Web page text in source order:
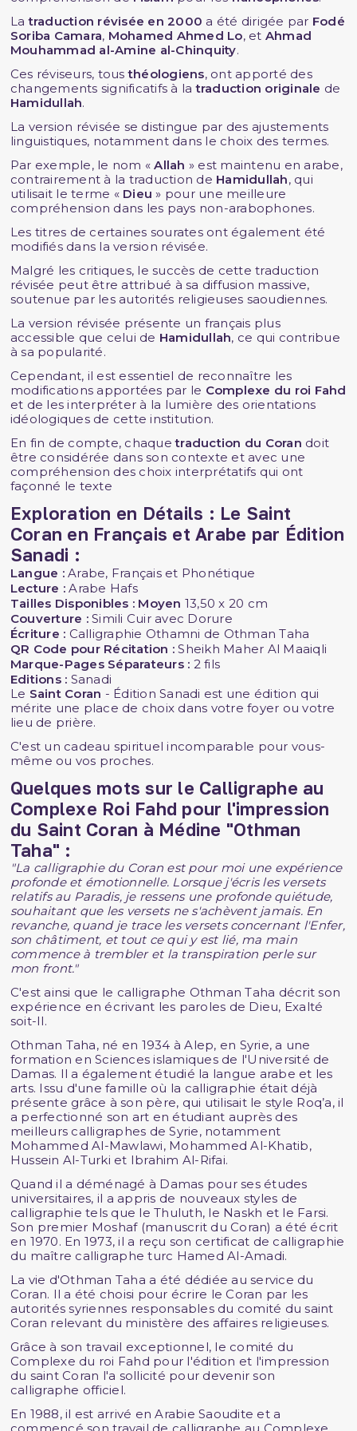
Latraduction révisée en 2000 a été dirigée par Fodé
Soriba Camara, Mohamed Ahmed Lo, et Ahmad
Mouhammad al-Amine al-Chinquity.
Ces réviseurs, tousthéologiens, ont apporté des
changements significatifs à latraduction originale de
Hamidullah.
La version révisée se distingue par des ajustements
linguistiques, notamment dans le choix des termes.
Par exemple, le nom «Allah » est maintenu en arabe,
contrairement à la traduction de Hamidullah, qui
utilisait le terme « Dieu » pour une meilleure
compréhension dans les pays non-arabophones.
Les titres de certaines sourates ont également été
modifiés dans la version révisée.
Malgré les critiques, le succès de cette traduction
révisée peut être attribué à sa diffusion massive,
soutenue par les autorités religieuses saoudiennes.
La version révisée présente un français plus
accessible que celui de Hamidullah, ce qui contribue
à sa popularité.
Cependant, il est essentiel de reconnaître les
modifications apportées par le Complexe du roi Fahd
et de les interpréter à la lumière des orientations
idéologiques de cette institution.
En fin de compte, chaquetraduction du Coran doit
être considérée dans son contexte et avec une
compréhension des choix interprétatifs qui ont
façonné le texte
Exploration en Détails : Le Saint
Coran en Français et Arabe par Édition
Sanadi :
Langue :Arabe, Français et Phonétique
Lecture : Arabe Hafs
Tailles Disponibles : Moyen 13,50 x 20 cm
Couverture :Simili Cuir avec Dorure
Écriture : Calligraphie Othamni de Othman Taha
QR Code pour Récitation : Sheikh Maher Al Maaiqli
Marque-Pages Séparateurs : 2 fils
Editions : Sanadi
Le Saint Coran - Édition Sanadi est une édition qui
mérite une place de choix dans votre foyer ou votre
lieu de prière.
C'est un cadeau spirituel incomparable pour vous-
même ou vos proches.
Quelques mots sur le Calligraphe au
Complexe Roi Fahd pour l'impression
du Saint Coran à Médine "Othman
Taha" :
"La calligraphie du Coran est pour moi une expérience
profonde et émotionnelle. Lorsque j'écris les versets
relatifs au Paradis, je ressens une profonde quiétude,
souhaitant que les versets ne s'achèvent jamais. En
revanche, quand je trace les versets concernant l'Enfer,
son châtiment, et tout ce qui y est lié, ma main
commence à trembler et la transpiration perle sur
mon front."
C'est ainsi que le calligraphe Othman Taha décrit son
expérience en écrivant les paroles de Dieu, Exalté
soit-Il.
Othman Taha, né en 1934 à Alep, en Syrie, a une
formation en Sciences islamiques de l'Université de
Damas. Il a également étudié la langue arabe et les
arts. Issu d'une famille où la calligraphie était déjà
présente grâce à son père, qui utilisait le style Roq’a, il
a perfectionné son art en étudiant auprès des
meilleurs calligraphes de Syrie, notamment
Mohammed Al-Mawlawi, Mohammed Al-Khatib,
Hussein Al-Turki et Ibrahim Al-Rifai.
Quand il a déménagé à Damas pour ses études
universitaires, il a appris de nouveaux styles de
calligraphie tels que le Thuluth, le Naskh et le Farsi.
Son premier Moshaf (manuscrit du Coran) a été écrit
en 1970. En 1973, il a reçu son certificat de calligraphie
du maître calligraphe turc Hamed Al-Amadi.
La vie d'Othman Taha a été dédiée au service du
Coran. Il a été choisi pour écrire le Coran par les
autorités syriennes responsables du comité du saint
Coran relevant du ministère des affaires religieuses.
Grâce à son travail exceptionnel, le comité du
Complexe du roi Fahd pour l'édition et l'impression
du saint Coran l'a sollicité pour devenir son
calligraphe officiel.
En 1988, il est arrivé en Arabie Saoudite et a